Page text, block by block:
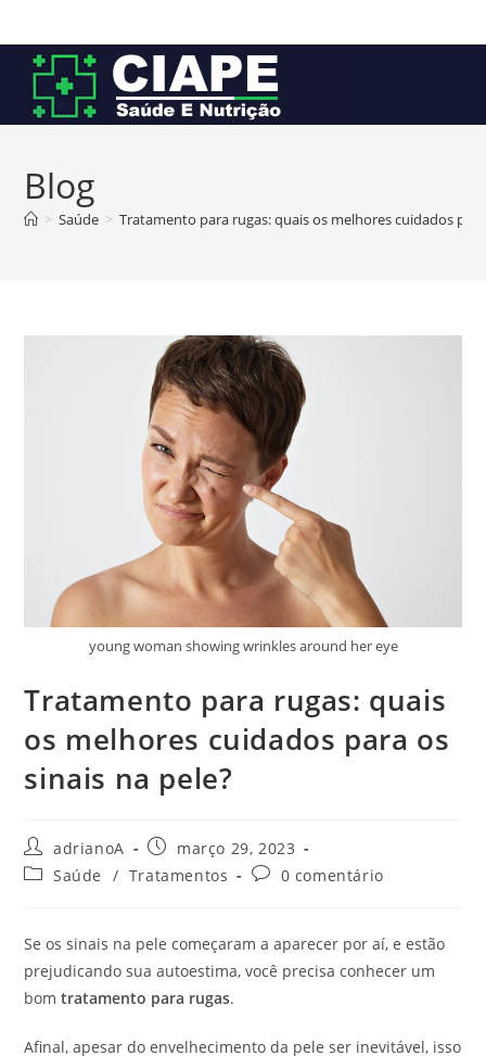
para
conteúdo
Blog
> Saúde > Tratamento para rugas: quais os melhores cuidados
young woman showing wrinkles around her eye
Tratamento para rugas: quais
os melhores cuidados para os
sinais na pele?
Autor
do
post:
adrianoA
Post
publicado:
março 29, 2023
Categoria
Saúde / Tratamentos
Comentários
0 comentário
Se os sinais na pele começaram a aparecer por aí, e estão
prejudicando sua autoestima, você precisa conhecer um
bom tratamento para rugas.
Afinal, apesar do envelhecimento da pele ser inevitável, isso